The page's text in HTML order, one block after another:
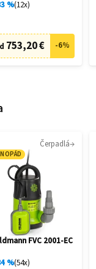
% 12x
753,20 € -6%
Čerpadlá
FVC 2001-EC
% 54x